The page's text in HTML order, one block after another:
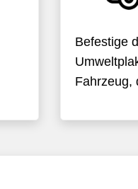
Befestige
Fahrzeug,